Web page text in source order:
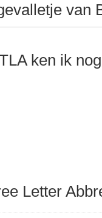
ken ik
Letter